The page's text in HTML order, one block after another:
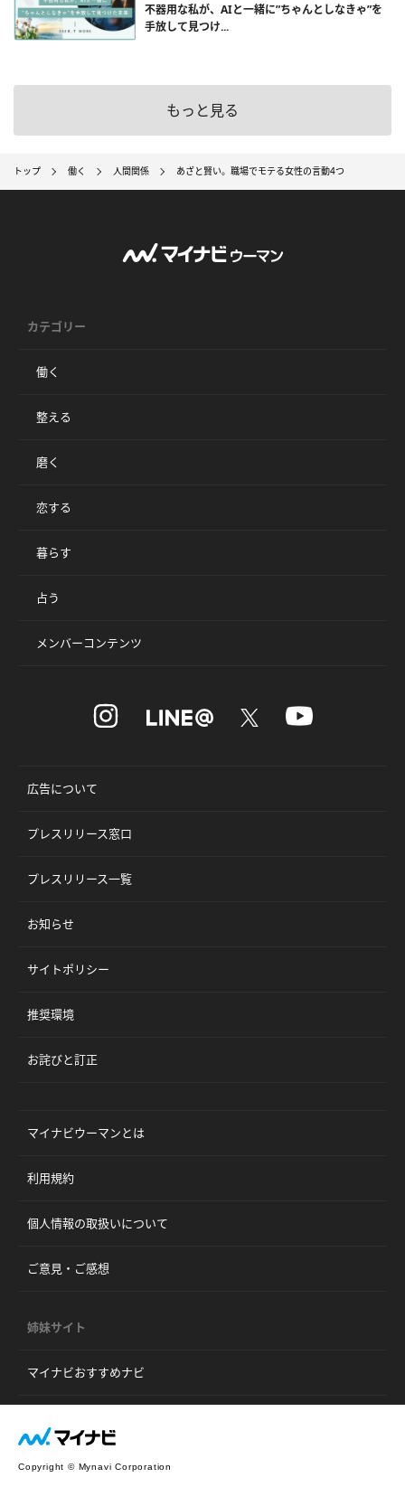
不器用な私が、AIと一緒に”ちゃんとしなきゃ”を
手放して見つけ...
もっと見る
トップ 働く 人間関係 あざと賢い。職場でモテる女性の言動4つ
カテゴリー
働く
整える
磨く
恋する
暮らす
占う
メンバーコンテンツ
広告について
プレスリリース窓口
プレスリリース一覧
お知らせ
サイトポリシー
推奨環境
お詫びと訂正
マイナビウーマンとは
利用規約
個人情報の取扱いについて
ご意見・ご感想
姉妹サイト
マイナビおすすめナビ
Copyright © Mynavi Corporation